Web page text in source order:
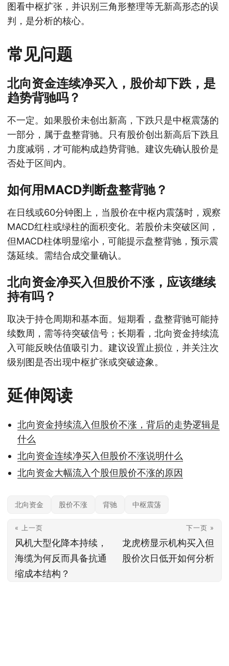
图看中枢扩张，并识别三角形整理等无新高形态的误
判，是分析的核心。
常见问题
北向资金连续净买入，股价却下跌，是
趋势背驰吗？
不一定。如果股价未创出新高，下跌只是中枢震荡的
一部分，属于盘整背驰。只有股价创出新高后下跌且
力度减弱，才可能构成趋势背驰。建议先确认股价是
否处于区间内。
如何用MACD判断盘整背驰？
在日线或60分钟图上，当股价在中枢内震荡时，观察
MACD红柱或绿柱的面积变化。若股价未突破区间，
但MACD柱体明显缩小，可能提示盘整背驰，预示震
荡延续。需结合成交量确认。
北向资金净买入但股价不涨，应该继续
持有吗？
取决于持仓周期和基本面。短期看，盘整背驰可能持
续数周，需等待突破信号；长期看，北向资金持续流
入可能反映估值吸引力。建议设置止损位，并关注次
级别图是否出现中枢扩张或突破迹象。
延伸阅读
北向资金持续流入但股价不涨，背后的走势逻辑是
什么
北向资金连续净买入但股价不涨说明什么
北向资金大幅流入个股但股价不涨的原因
北向资金 股价不涨 背驰 中枢震荡
« 上一页
风机大型化降本持续，
海缆为何反而具备抗通
缩成本结构？
下一页 »
龙虎榜显示机构买入但
股价次日低开如何分析